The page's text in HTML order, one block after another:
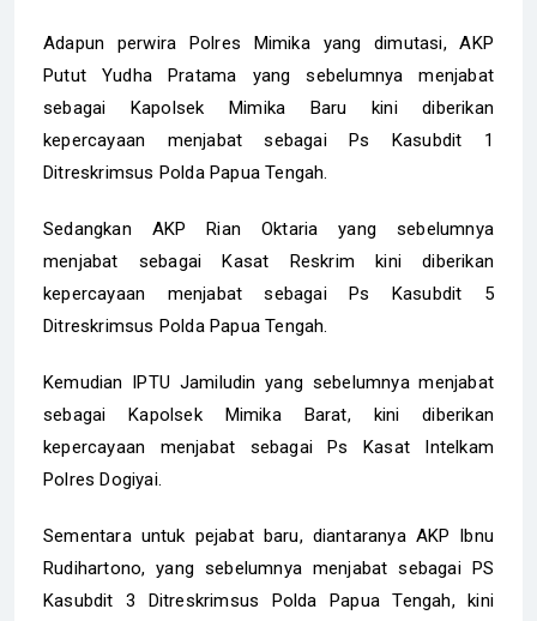
Adapun perwira Polres Mimika yang dimutasi, AKP
Putut Yudha Pratama yang sebelumnya menjabat
sebagai Kapolsek Mimika Baru kini diberikan
kepercayaan menjabat sebagai Ps Kasubdit 1
Ditreskrimsus Polda Papua Tengah.
Sedangkan AKP Rian Oktaria yang sebelumnya
menjabat sebagai Kasat Reskrim kini diberikan
kepercayaan menjabat sebagai Ps Kasubdit 5
Ditreskrimsus Polda Papua Tengah.
Kemudian IPTU Jamiludin yang sebelumnya menjabat
sebagai Kapolsek Mimika Barat, kini diberikan
kepercayaan menjabat sebagai Ps Kasat Intelkam
Polres Dogiyai.
Sementara untuk pejabat baru, diantaranya AKP Ibnu
Rudihartono, yang sebelumnya menjabat sebagai PS
Kasubdit 3 Ditreskrimsus Polda Papua Tengah, kini